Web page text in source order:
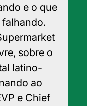
e o que
sobre o
latino-
ao
e Chief